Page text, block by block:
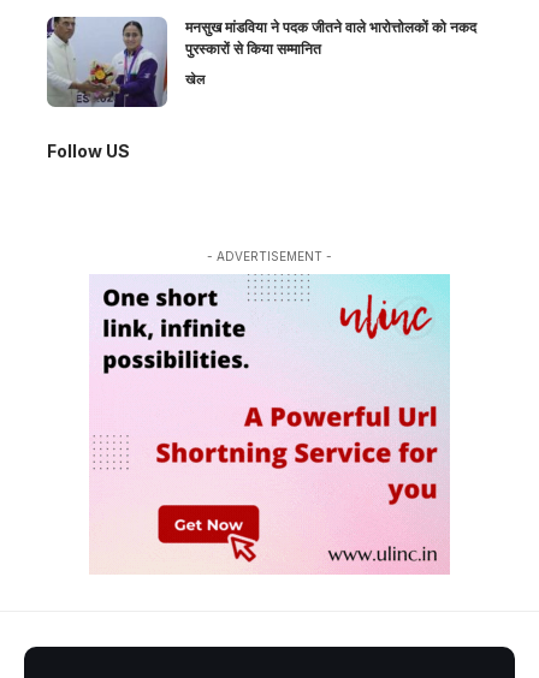
मनसुख मांडविया ने पदक जीतने वाले भारोत्तोलकों को नकद
पुरस्कारों से किया सम्मानित
खेल
Follow US
- ADVERTISEMENT -